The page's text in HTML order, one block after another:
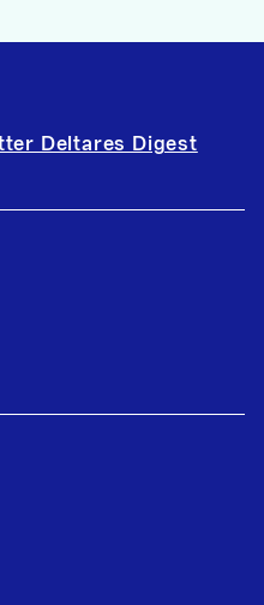
Deltares Digest